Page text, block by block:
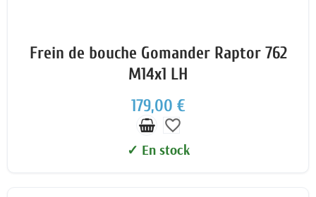
Frein de bouche Gomander Raptor 762
M14x1 LH
179,00 €
favorite_border
✓ En stock